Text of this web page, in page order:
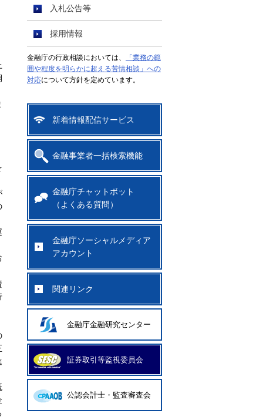
入札公告等
採用情報
金融庁の行政相談においては、
「業務の範
囲や程度を明らかに超える苦情相談」への
対応について方針を定めています。
新着情報配信サービス
金融事業者一括検索機能
金融庁チャットボット
（よくある質問）
金融庁ソーシャルメディア
アカウント
関連リンク
金融庁金融研究センター
証券取引等監視委員会
公認会計士・監査審査会